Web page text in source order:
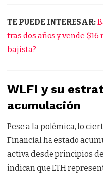
TE PUEDE INTERESAR:
tras dos años y vende $16
bajista?
WLFI y su
acumulación
Pese a la polémica, lo
Financial ha estado
activa desde principios
indican que ETH